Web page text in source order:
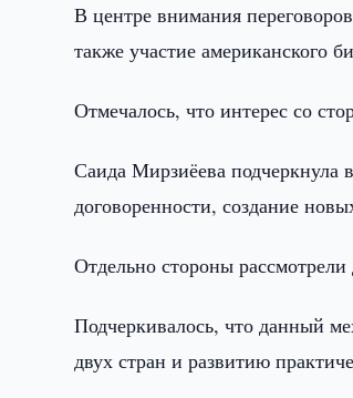
В центре внимания
также участие американского
Отмечалось, что интерес со
Саида Мирзиёева подчеркнула
договоренности, создание
Отдельно стороны рассмотрели
Подчеркивалось, что данный
двух стран и развитию